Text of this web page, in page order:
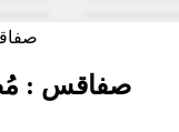
صفاقس :